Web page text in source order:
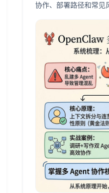
协作、部署路径和常见